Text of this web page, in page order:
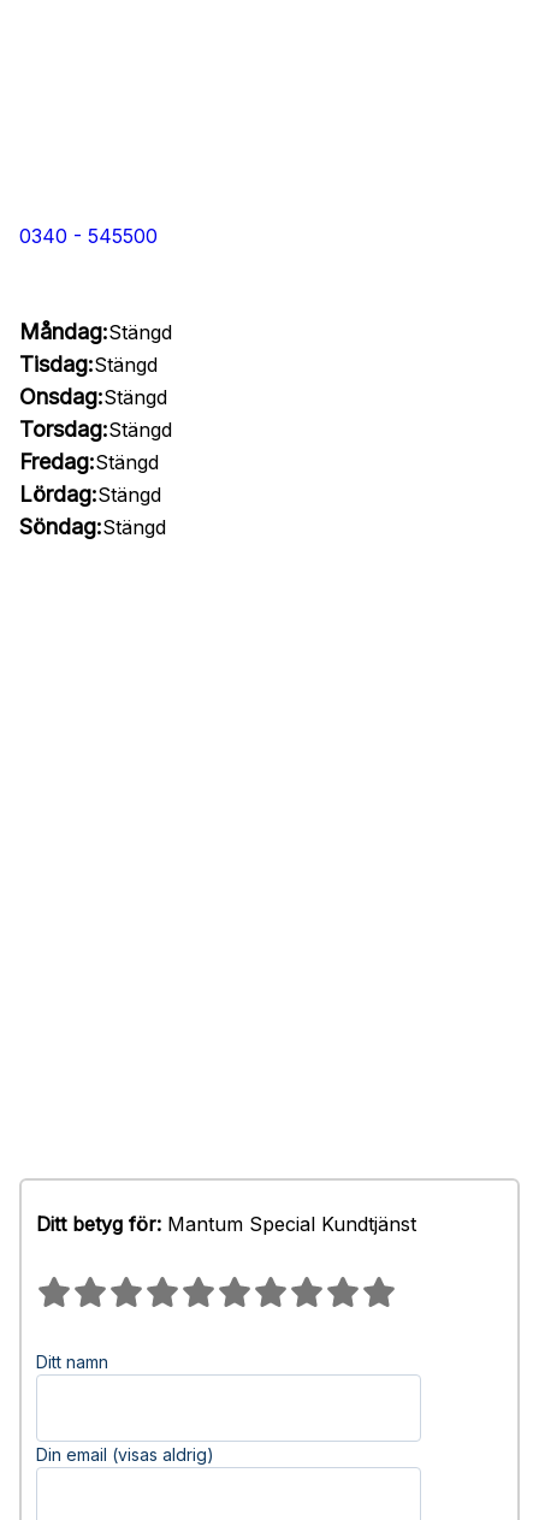
0340 - 545500
Måndag:Stängd
Tisdag:Stängd
Onsdag:Stängd
Torsdag:Stängd
Fredag:Stängd
Lördag:Stängd
Söndag:Stängd
Ditt betyg för: Mantum Special Kundtjänst
Ditt namn
Din email (visas aldrig)